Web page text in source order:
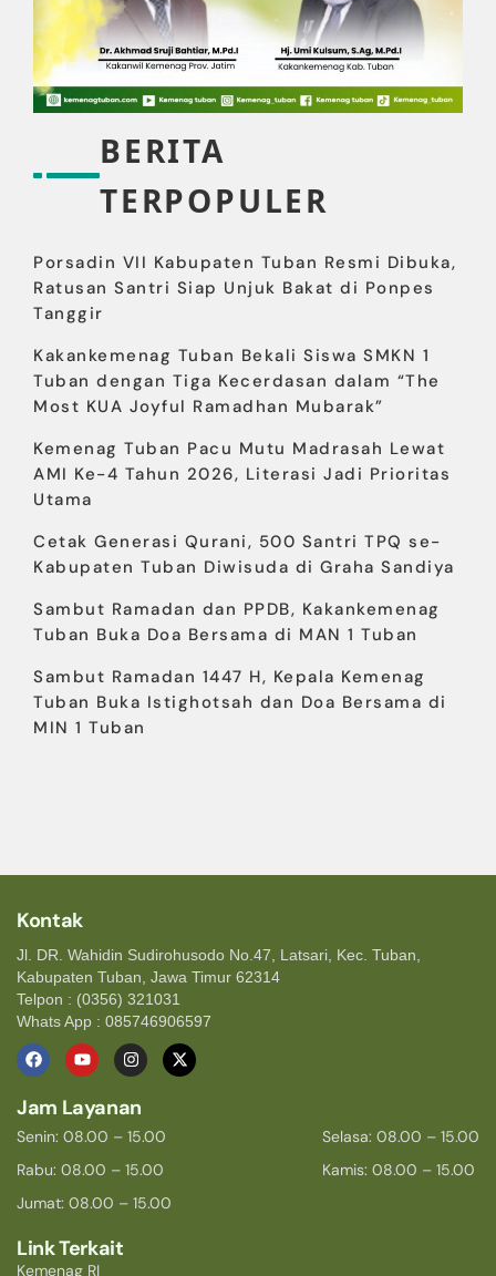
BERITA
TERPOPULER
Porsadin VII Kabupaten Tuban Resmi Dibuka,
Ratusan Santri Siap Unjuk Bakat di Ponpes
Tanggir
Kakankemenag Tuban Bekali Siswa SMKN 1
Tuban dengan Tiga Kecerdasan dalam “The
Most KUA Joyful Ramadhan Mubarak”
Kemenag Tuban Pacu Mutu Madrasah Lewat
AMI Ke-4 Tahun 2026, Literasi Jadi Prioritas
Utama
Cetak Generasi Qurani, 500 Santri TPQ se-
Kabupaten Tuban Diwisuda di Graha Sandiya
Sambut Ramadan dan PPDB, Kakankemenag
Tuban Buka Doa Bersama di MAN 1 Tuban
Sambut Ramadan 1447 H, Kepala Kemenag
Tuban Buka Istighotsah dan Doa Bersama di
MIN 1 Tuban
Kontak
Jl. DR. Wahidin Sudirohusodo No.47, Latsari, Kec. Tuban,
Kabupaten Tuban, Jawa Timur 62314
Telpon : (0356) 321031
Whats App : 085746906597
Jam Layanan
Senin: 08.00 – 15.00
Rabu: 08.00 – 15.00
Jumat: 08.00 – 15.00
Selasa: 08.00 – 15.00
Kamis: 08.00 – 15.00
Link Terkait
Kemenag RI